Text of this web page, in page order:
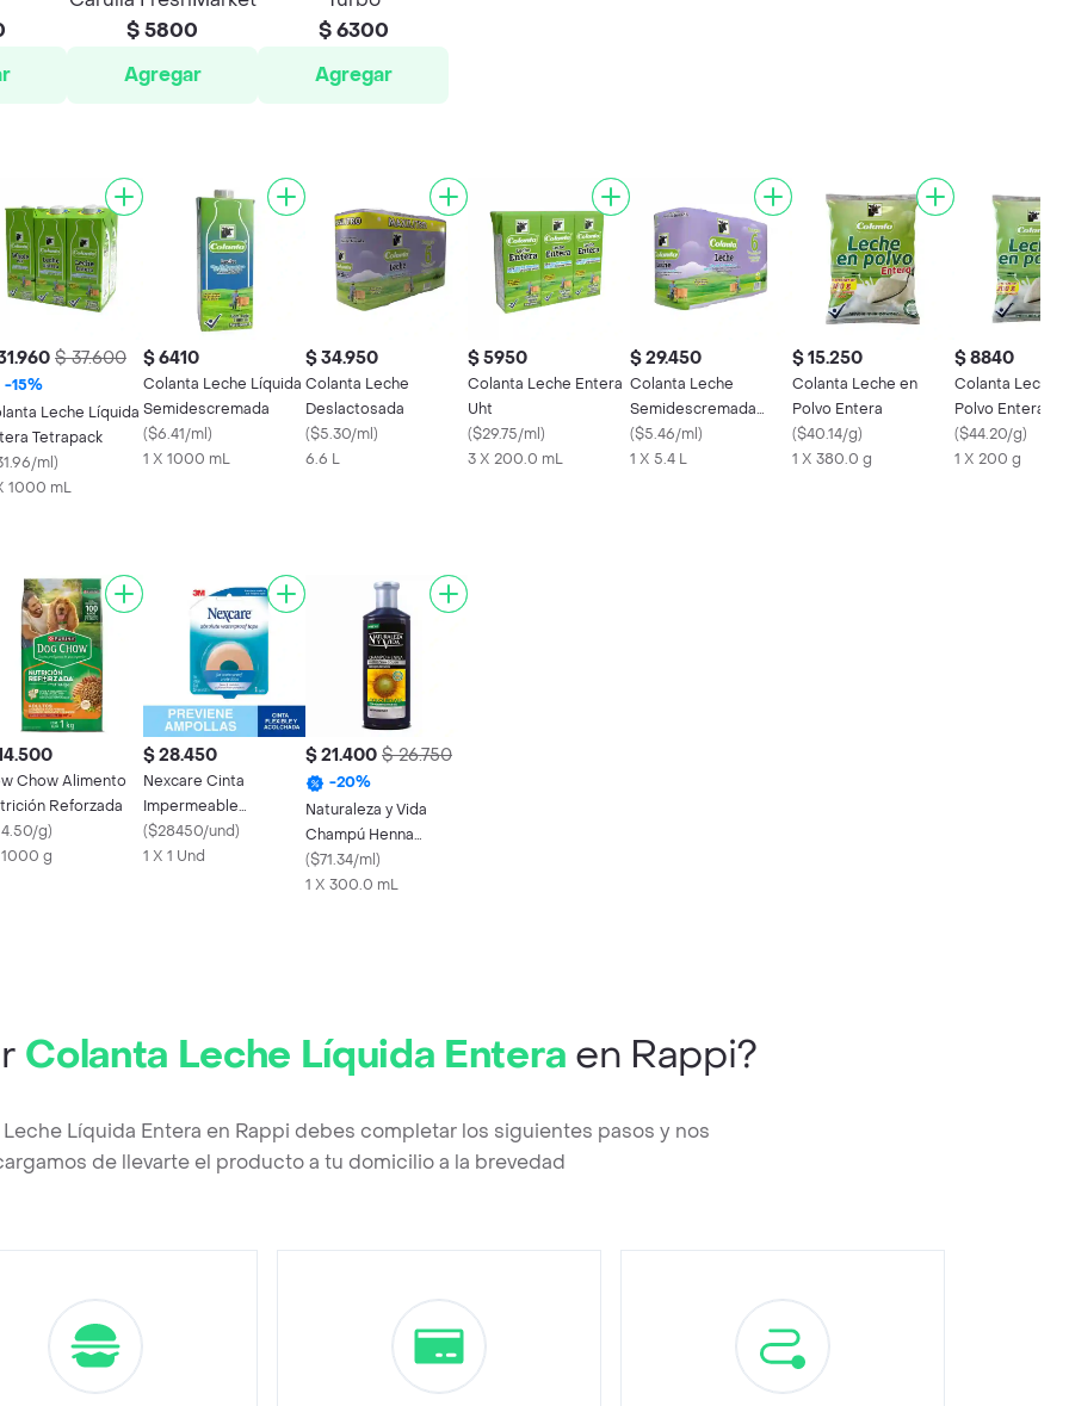
$ 5800
Agregar
$ 6300
Agregar
$ 37.600
-15%
Leche Líquida
Tetrapack
ml)
1000 mL
$ 6410
Colanta Leche Líquida
Semidescremada
($6.41/ml)
1 X 1000 mL
$ 34.950
Colanta Leche
Deslactosada
($5.30/ml)
6.6 L
$ 5950
Colanta Leche Entera
Uht
($29.75/ml)
3 X 200.0 mL
$ 29.450
Colanta Leche
Semidescremada
Deslactosada
($5.46/ml)
1 X 5.4 L
$ 15.250
Colanta Leche en
Polvo Entera
($40.14/g)
1 X 380.0 g
$ 8840
Colanta Leche
Polvo Entera
($44.20/g)
1 X 200 g
Chow Alimento
Reforzada
g)
1000 g
$ 28.450
Nexcare Cinta
Impermeable
Acolchada
($28450/und)
1 X 1 Und
$ 21.400 $ 26.750
-20%
Naturaleza y Vida
Champú Henna
Reflejos Negros
($71.34/ml)
1 X 300.0 mL
Colanta Leche Líquida Entera en Rappi?
Líquida Entera en Rappi debes completar los siguientes pasos y nos
de llevarte el producto a tu domicilio a la brevedad